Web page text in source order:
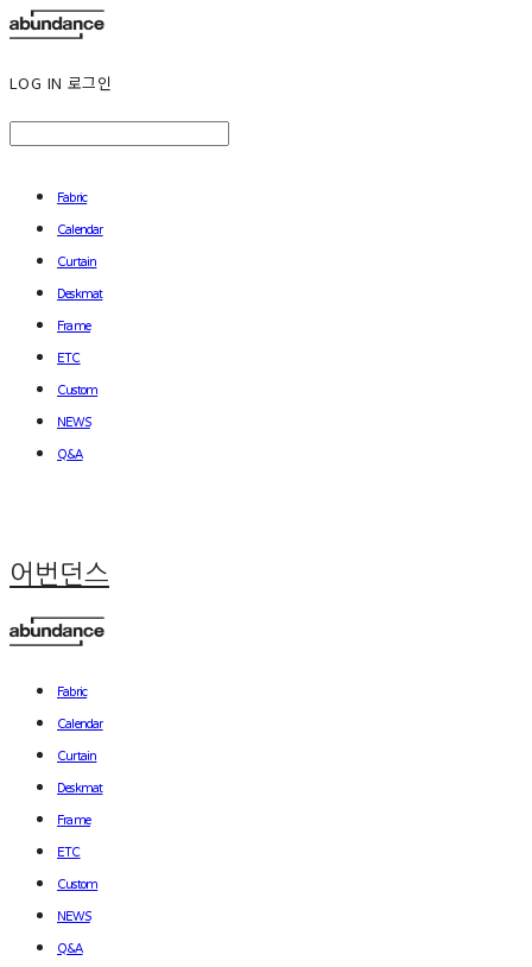
LOG IN 로그인
Fabric
Calendar
Curtain
Deskmat
Frame
ETC
Custom
NEWS
Q&A
어번던스
Fabric
Calendar
Curtain
Deskmat
Frame
ETC
Custom
NEWS
Q&A